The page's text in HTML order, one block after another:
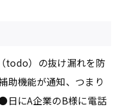
todo）の抜け漏れを防
助機能が通知、つまり
日にA企業のB様に電話